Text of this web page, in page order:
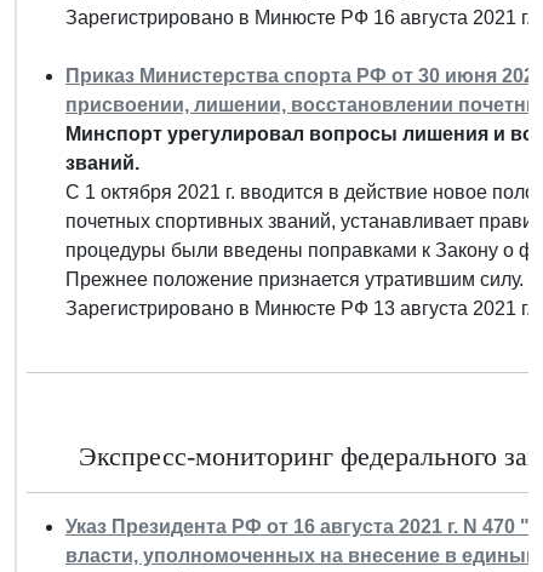
Зарегистрировано в Минюсте РФ 16 августа 2021
Приказ Министерства спорта РФ от 30 июня
присвоении, лишении, восстановлении
Минспорт урегулировал вопросы лишения и
званий.
С 1 октября 2021 г. вводится в действие новое
почетных спортивных званий, устанавливает
процедуры были введены поправками к Закону о
Прежнее положение признается утратившим силу.
Зарегистрировано в Минюсте РФ 13 августа 2021
Экспресс-мониторинг федерального
Указ Президента РФ от 16 августа 2021 г. N
власти, уполномоченных на внесение в